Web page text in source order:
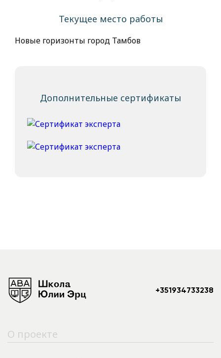
Текущее место работы
Новые горизонты город Тамбов
Дополнительные сертификаты
+351934733238
О проекте